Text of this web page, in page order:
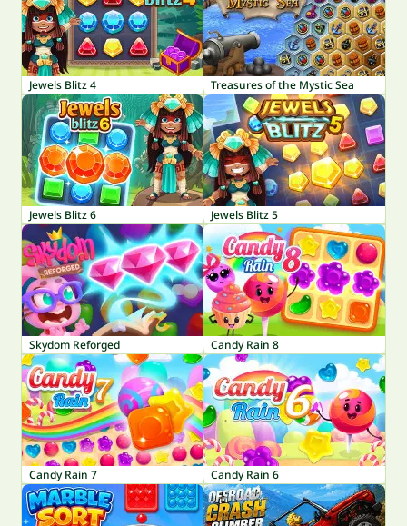
Jewels Blitz 4 Treasures of the Mystic Sea
Jewels Blitz 6 Jewels Blitz 5
Skydom Reforged Candy Rain 8
Candy Rain 7 Candy Rain 6